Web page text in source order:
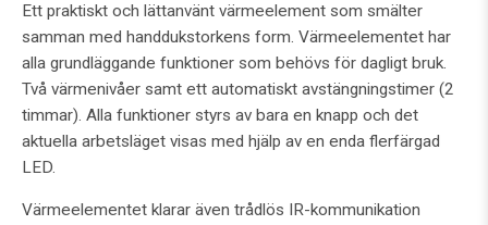
Ett praktiskt och lättanvänt värmeelement som smälter
samman med handdukstorkens form. Värmeelementet har
alla grundläggande funktioner som behövs för dagligt bruk.
Två värmenivåer samt ett automatiskt avstängningstimer (2
timmar). Alla funktioner styrs av bara en knapp och det
aktuella arbetsläget visas med hjälp av en enda flerfärgad
LED.
Värmeelementet klarar även trådlös IR-kommunikation